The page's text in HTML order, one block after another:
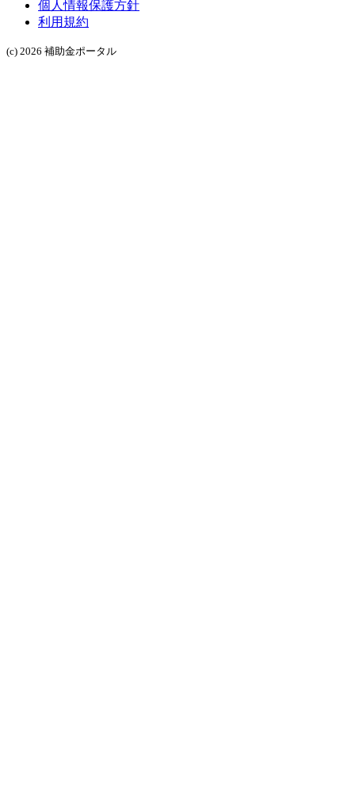
個人情報保護方針
利用規約
(c) 2026 補助金ポータル